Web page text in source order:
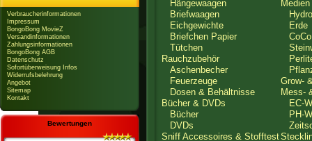
Hängewaagen
Briefwaagen
Eichgewichte
Briefchen Papier
Tütchen
Rauchzubehör
Aschenbecher
Feuerzeuge
Dosen & Behältnisse
Bücher & DVDs
Bücher
DVDs
Sniff Accessoires & Stofftest
Erde
CoCo
Grow-
Mess-
EC-
PH-
Verbraucherinformationen
Impressum
BongoBong MovieZ
Versandinformationen
Zahlungsinformationen
BongoBong AGB
Datenschutz
Sofortüberweisung Infos
Widerrufsbelehrung
Angebot
Sitemap
Kontakt
Bewertungen